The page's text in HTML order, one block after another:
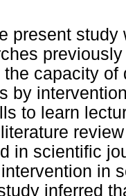
present
capacity
by
to learn
in scientific
in
inferred